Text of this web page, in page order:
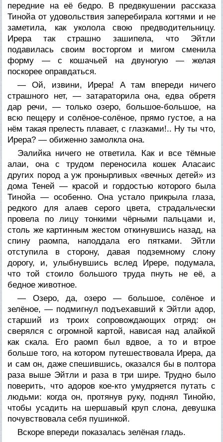
передние на её бедро. В предвкушении рассказа
Тинойа от удовольствия заперебирала когтями и не
заметила, как уколола свою предводительницу.
Ирера так страшно зашипела, что Эйтли
подавилась своим восторгом и мигом сменила
форму — с кошачьей на двуногую — желая
поскорее оправдаться.
— Ой, извини, Ирера! А там впереди ничего
страшного нет, — затараторила она, едва обретя
дар речи, — только озеро, большое-большое, на
всю пещеру и солёное-солёное, прямо густое, а на
нём такая прелесть плавает, с глазками!.. Ну ты что,
Ирера? — обиженно замолкла она.
Эалийка ничего не ответила. Как и все тёмные
алаи, она с трудом переносила кошек Аласаис
других пород а уж пронырливых «вечных детей» из
дома Теней — красой и гордостью которого была
Тинойа — особенно. Она устало прикрыла глаза,
редкого для алаев серого цвета, страдальчески
провела по лицу тонкими чёрными пальцами и,
столь же картинным жестом откинувшись назад, на
спину раомпа, наподдала его пятками. Эйтли
отступила в сторону, давая подземному слону
дорогу, и, улыбнувшись вслед Ирере, подумала,
что той стоило большого труда пнуть не её, а
бедное животное.
— Озеро, да, озеро — большое, солёное и
зелёное, — подмигнул подъехавший к Эйтли адор,
старший из троих сопровождающих отряд: он
сверялся с огромной картой, нависая над алайкой
как скала. Его раомп был вдвое, а то и втрое
больше того, на котором путешествовала Ирера, да
и сам он, даже спешившись, оказался бы в полтора
раза выше Эйтли и раза в три шире. Трудно было
поверить, что адоров кое-кто умудряется путать с
людьми: когда он, протянув руку, поднял Тинойю,
чтобы усадить на шершавый круп слона, девушка
почувствовала себя пушинкой.
Вскоре впереди показалась зелёная гладь.